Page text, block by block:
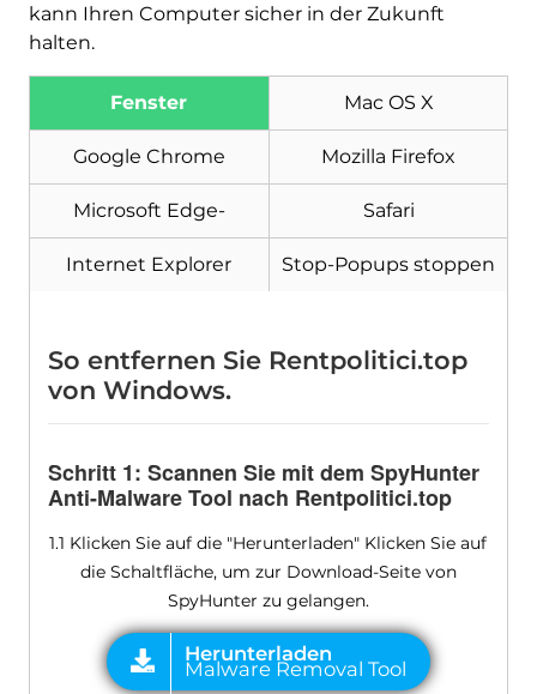
kann Ihren Computer sicher in der Zukunft
halten.
Fenster Mac OS X
Google Chrome Mozilla Firefox
Microsoft Edge- Safari
Internet Explorer Stop-Popups stoppen
So entfernen Sie Rentpolitici.top
von Windows.
Schritt 1: Scannen Sie mit dem SpyHunter
Anti-Malware Tool nach Rentpolitici.top
1.1 Klicken Sie auf die "Herunterladen" Klicken Sie auf
die Schaltfläche, um zur Download-Seite von
SpyHunter zu gelangen.
Malware Removal Tool